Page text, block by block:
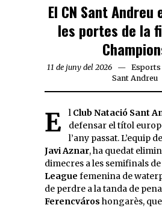
El CN Sant Andreu
les portes de la
11 de juny del 2026 Esports
Sant Andreu
El Club Natació Sant
defensar el títol
l’any passat. L’equip
Javi Aznar, ha quedat
dimecres a les semifinals de
League femenina de
de perdre a la tanda de
Ferencváros hongarès,